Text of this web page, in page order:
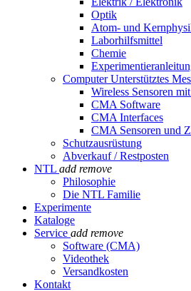
Optik
Atom- und
Laborhilfsmittel
Chemie
Computer Unterstütztes
Wireless Sensoren
CMA Software
CMA Interfaces
CMA Sensoren und
Schutzausrüstung
Abverkauf / Restposten
NTL add remove
Philosophie
Die NTL Familie
Experimente
Kataloge
Service add remove
Software (CMA)
Videothek
Versandkosten
Kontakt